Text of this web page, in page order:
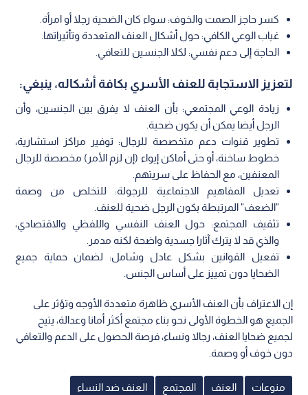
كسر حاجز الصمت والخوف: سواء كان الضحية رجلا أو امرأة.
غياب الوعي الكافي: حول أشكال العنف المتعددة وتأثيراتها.
الحاجة إلى دعم نفسي: لكلا الجنسين للتعافي.
لتعزيز الاستجابة للعنف الأسري بكافة أشكاله، ينبغي:
زيادة الوعي المجتمعي: بأن العنف لا يفرق بين الجنسين، وأن
الرجل أيضا يمكن أن يكون ضحية.
تطوير قنوات دعم متخصصة للرجال: توفير مراكز استشارية،
خطوط ساخنة، أو حتى أماكن إيواء (إن لزم الأمر) مخصصة للرجال
المعنفين، مع الحفاظ على سريتهم.
تعديل المفاهيم الاجتماعية للرجولة: للتخلص من وصمة
"الضعف" المرتبطة بكون الرجل ضحية للعنف.
تثقيف المجتمع: حول العنف النفسي واللفظي والاقتصادي،
والذي قد لا يترك آثارا جسدية واضحة لكنه مدمر.
تفعيل القوانين بشكل عادل وشامل: لضمان حماية جميع
الضحايا دون تمييز على أساس الجنس.
إن الاعتراف بأن العنف الأسري ظاهرة متعددة الأوجه وتؤثر على
الجميع هو الخطوة الأولى نحو بناء مجتمع أكثر أمانا وعدالة، يتيح
لجميع ضحايا العنف، رجالا ونساء، فرصة الحصول على الدعم والتعافي
دون خوف أو وصمة.
منوعات العنف المجتمع العنف ضد النساء